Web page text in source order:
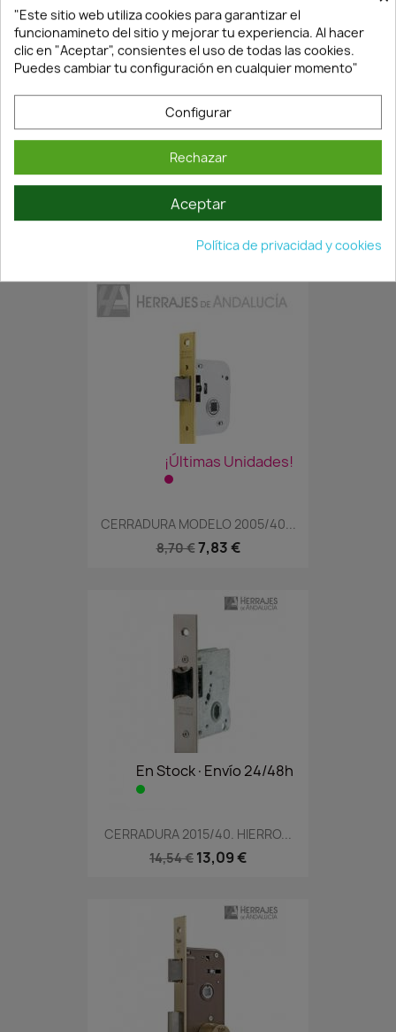
¡Últimas Unidades!
CERRADURA HL 2002/30
17,54 €
¡Últimas Unidades!
CERRADURA MODELO 2005/40...
8,70 €7,83 €
En Stock·Envío 24/48h
CERRADURA 2015/40. HIERRO...
14,54 € 13,09 €
"Este sitio web utiliza cookies para garantizar el
funcionamineto del sitio y mejorar tu experiencia. Al hacer
clic en "Aceptar", consientes el uso de todas las cookies.
Puedes cambiar tu configuración en cualquier momento"
Configurar
Rechazar
Aceptar
Política de privacidad y cookies